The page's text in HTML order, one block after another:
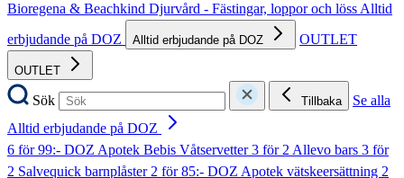
Bioregena & Beachkind Djurvård - Fästingar, loppor och lössAlltid
erbjudande på DOZ
Alltid erbjudande på DOZ OUTLET
OUTLET
Sök Tillbaka
Se alla
Alltid erbjudande på DOZ
6 för 99:- DOZ Apotek Bebis Våtservetter3 för 2 Allevo bars 3 för
2 Salvequick barnplåster2 för 85:- DOZ Apotek vätskeersättning 2